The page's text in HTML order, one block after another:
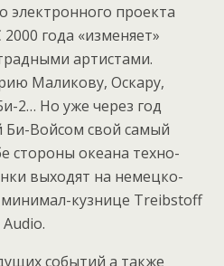
электронного проекта
года «изменяет»
артистами.
Маликову, Оскару,
2… Но уже через год
Би-Войсом свой самый
стороны океана техно-
выходят на немецко-
кузнице Treibstoff
событий а также